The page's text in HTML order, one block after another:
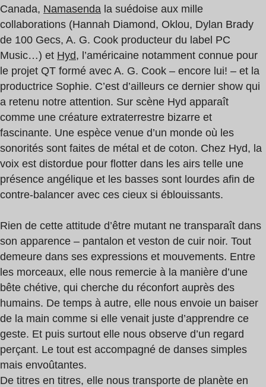
Canada, Namasenda la suédoise aux mille
collaborations (Hannah Diamond, Oklou, Dylan Brady
de 100 Gecs, A. G. Cook producteur du label PC
Music…) et Hyd, l’américaine notamment connue pour
le projet QT formé avec A. G. Cook – encore lui! – et la
productrice Sophie. C’est d’ailleurs ce dernier show qui
a retenu notre attention. Sur scène Hyd apparaît
comme une créature extraterrestre bizarre et
fascinante. Une espèce venue d’un monde où les
sonorités sont faites de métal et de coton. Chez Hyd, la
voix est distordue pour flotter dans les airs telle une
présence angélique et les basses sont lourdes afin de
contre-balancer avec ces cieux si éblouissants.
Rien de cette attitude d’être mutant ne transparaît dans
son apparence – pantalon et veston de cuir noir. Tout
demeure dans ses expressions et mouvements. Entre
les morceaux, elle nous remercie à la manière d’une
bête chétive, qui cherche du réconfort auprès des
humains. De temps à autre, elle nous envoie un baiser
de la main comme si elle venait juste d’apprendre ce
geste. Et puis surtout elle nous observe d’un regard
perçant. Le tout est accompagné de danses simples
mais envoûtantes.
De titres en titres, elle nous transporte de planète en